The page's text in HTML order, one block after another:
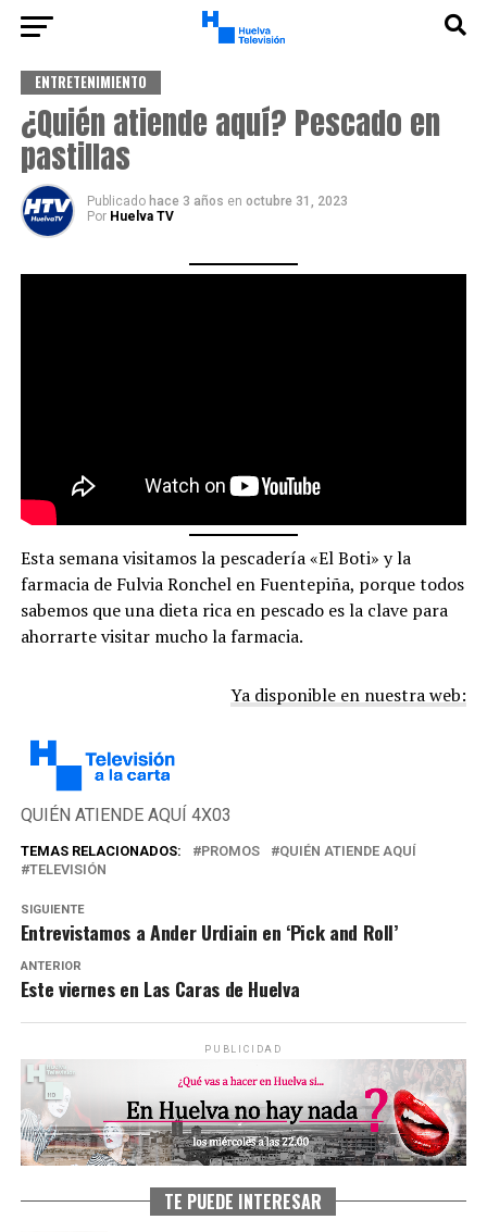
ENTRETENIMIENTO
¿Quién atiende aquí? Pescado en
pastillas
Publicado hace 3 años en octubre 31, 2023
Por Huelva TV
Esta semana visitamos la pescadería «El Boti» y la
farmacia de Fulvia Ronchel en Fuentepiña, porque todos
sabemos que una dieta rica en pescado es la clave para
ahorrarte visitar mucho la farmacia.
Ya disponible en nuestra web:
QUIÉN ATIENDE AQUÍ 4X03
TEMAS RELACIONADOS: PROMOS
QUIÉN ATIENDE AQUÍ
TELEVISIÓN
SIGUIENTE
Entrevistamos a Ander Urdiain en ‘Pick and Roll’
ANTERIOR
Este viernes en Las Caras de Huelva
PUBLICIDAD
TE PUEDE INTERESAR